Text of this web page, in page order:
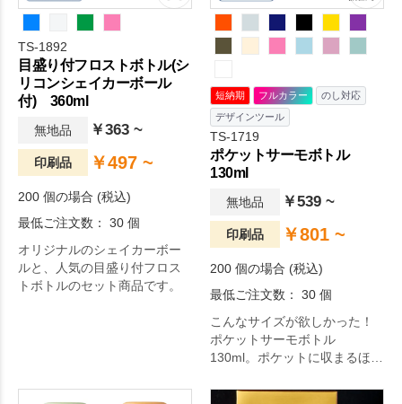
TS-1892
目盛り付フロストボトル(シ
リコンシェイカーボール
付) 360ml
無地品 ￥363 ~
印刷品 ￥497 ~
200 個の場合 (税込)
最低ご注文数： 30 個
オリジナルのシェイカーボー
ルと、人気の目盛り付フロス
トボトルのセット商品です。
短納期 フルカラー
のし対応
デザインツール
TS-1719
ポケットサーモボトル
130ml
無地品 ￥539 ~
印刷品 ￥801 ~
200 個の場合 (税込)
最低ご注文数： 30 個
こんなサイズが欲しかった！
ポケットサーモボトル
130ml。ポケットに収まるほど
サーモボトルです。お散歩や